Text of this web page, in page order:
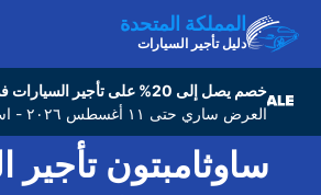
المملكة المتحدة
دليل تأجير السيارات
خصم يصل إلى 20% على تأجير السيارات في جميع أنحاء العالم
العرض ساري حتى ١١ أغسطس ٢٠٢٦ - استفد منه اليوم!
ساوثامبتون تأجير